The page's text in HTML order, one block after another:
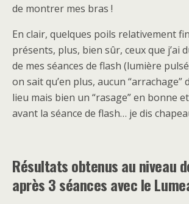
de montrer mes bras !
En clair, quelques poils relativement
présents, plus, bien sûr, ceux que j’ai
de mes séances de flash (lumière
on sait qu’en plus, aucun “arrachage”
lieu mais bien un “rasage” en bonne
avant la séance de flash… je dis
Résultats obtenus au niveau
après 3 séances avec le